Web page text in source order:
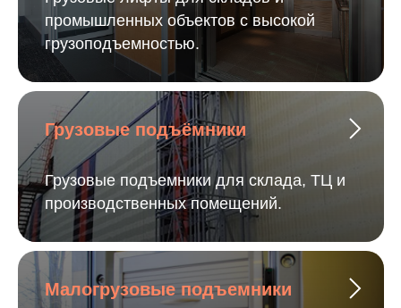
промышленных объектов с высокой
грузоподъемностью.
Грузовые подъёмники
Грузовые подъемники для склада, ТЦ и
производственных помещений.
Малогрузовые подъемники